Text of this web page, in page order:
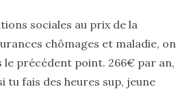
sociales au prix de la
chômages et maladie, on
le précédent point. 266€ par an,
tu fais des heures sup, jeune